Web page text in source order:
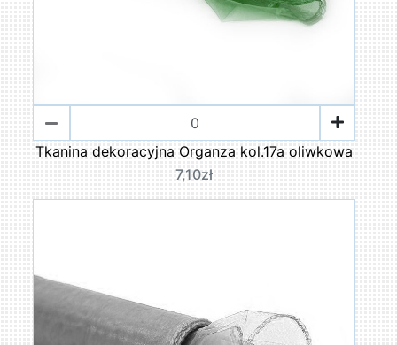
Tkanina dekoracyjna Organza kol.17a oliwkowa
7,10zł